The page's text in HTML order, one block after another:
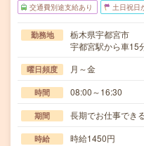
交通費別途支給あり 土日祝日
勤務地
栃木県宇都宮市
宇都宮駅から車15
曜日頻度 月～金
時間 08:00～16:30
期間 長期でお仕事でき
時給 時給1450円